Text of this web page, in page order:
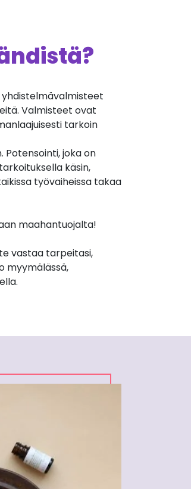
Valmisteet ovat
tarkoin
joka on
käsin,
työvaiheissa takaa
maahantuojalta!
vastaa tarpeitasi,
myymälässä,